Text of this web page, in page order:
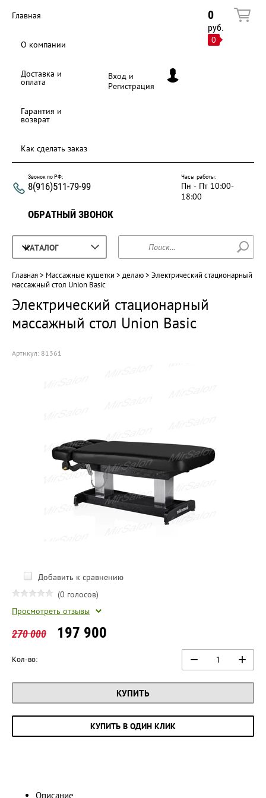
Главная
О компании
Доставка и
оплата
Гарантия и
возврат
Как сделать заказ
Вход и
Регистрация
0
руб.
0
Звонок по РФ:
8(916)511-79-99
ОБРАТНЫЙ ЗВОНОК
Часы работы:
Пн - Пт 10:00-
18:00
Главная > Массажные кушетки > делаю > Электрический стационарный
массажный стол Union Basic
Электрический стационарный
массажный стол Union Basic
Артикул: 81361
Добавить к сравнению
(0 голосов)
Просмотреть отзывы
270 000 197 900
Кол-во: − +
КУПИТЬ
КУПИТЬ В ОДИН КЛИК
Описание